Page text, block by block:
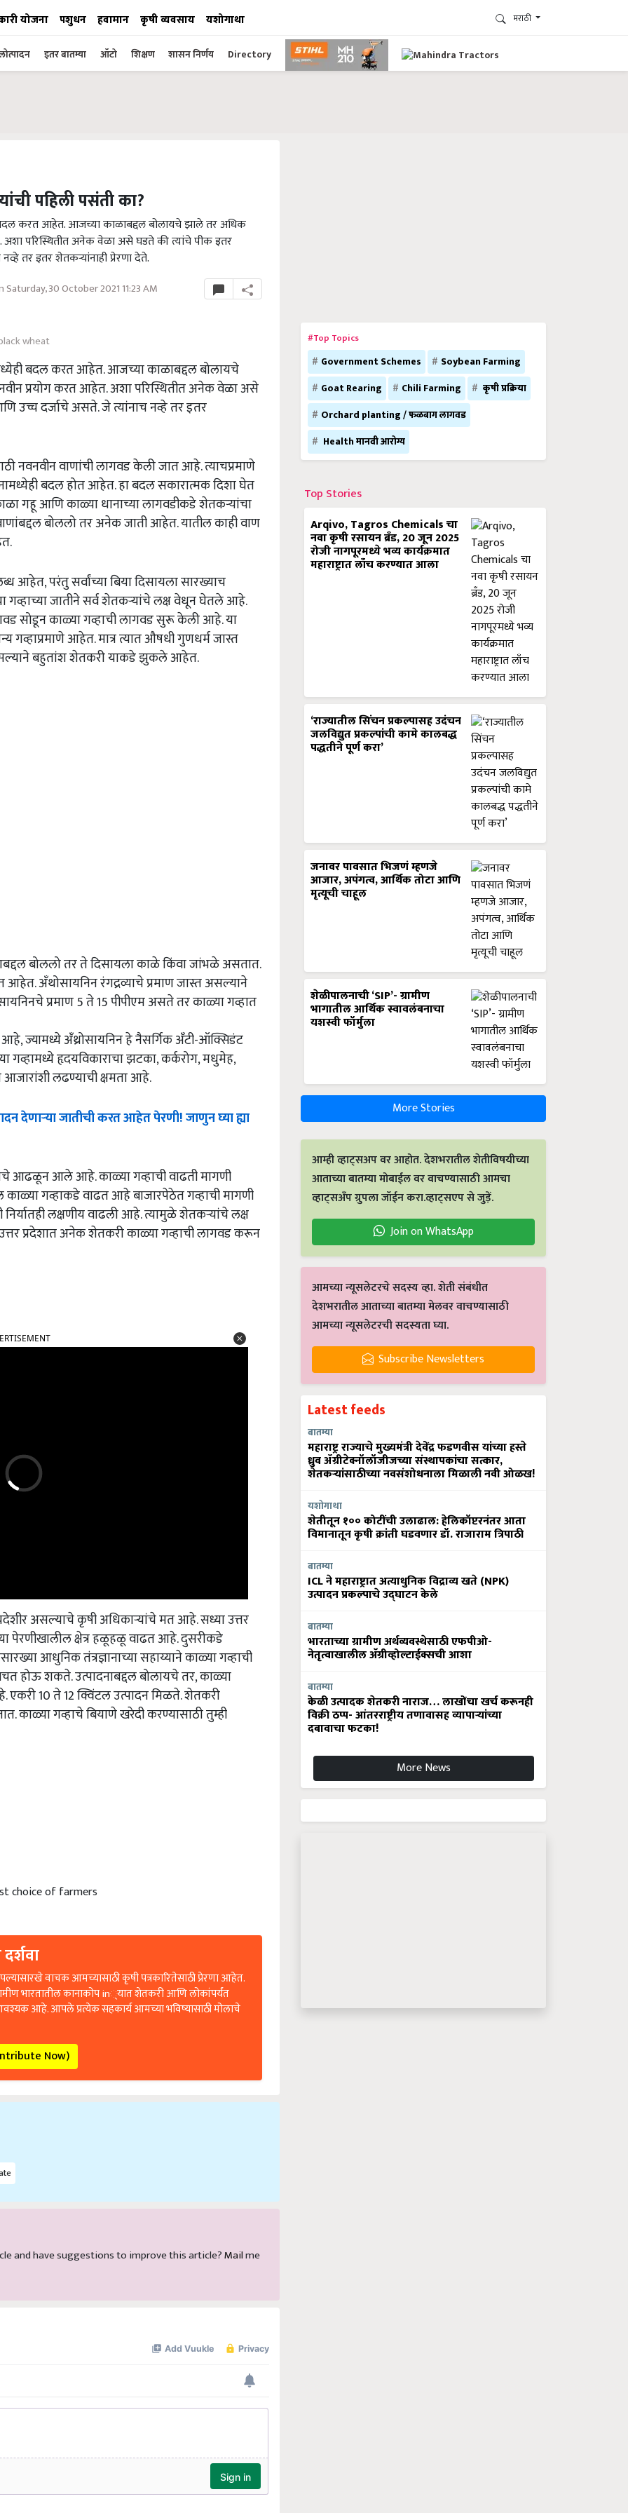
योजना पशुधन हवामान कृषी व्यवसाय यशोगाथा मराठी
इतर बातम्या ऑटो शिक्षण शासन निर्णय Directory
पहिली पसंती का?
करत आहेत. आजच्या काळाबद्दल बोलायचे झाले तर अधिक
अशा परिस्थितीत अनेक वेळा असे घडते की त्यांचे पीक इतर
तर इतर शेतकऱ्यांनाही प्रेरणा देते.
30 October 2021 11:23 AM
wheat
बदल करत आहेत. आजच्या काळाबद्दल बोलायचे
प्रयोग करत आहेत. अशा परिस्थितीत अनेक वेळा असे
उच्च दर्जाचे असते. जे त्यांनाच नव्हे तर इतर
नवनवीन वाणांची लागवड केली जात आहे. त्याचप्रमाणे
बदल होत आहेत. हा बदल सकारात्मक दिशा घेत
गहू आणि काळ्या धानाच्या लागवडीकडे शेतकऱ्यांचा
बोललो तर अनेक जाती आहेत. यातील काही वाण
आहेत, परंतु सर्वांच्या बिया दिसायला सारख्याच
गव्हाच्या जातीने सर्व शेतकऱ्यांचे लक्ष वेधून घेतले आहे.
सोडून काळ्या गव्हाची लागवड सुरू केली आहे. या
गव्हाप्रमाणे आहेत. मात्र त्यात औषधी गुणधर्म जास्त
बहुतांश शेतकरी याकडे झुकले आहेत.
बोललो तर ते दिसायला काळे किंवा जांभळे असतात.
आहेत. अँथोसायनिन रंगद्रव्याचे प्रमाण जास्त असल्याने
प्रमाण 5 ते 15 पीपीएम असते तर काळ्या गव्हात
ज्यामध्ये अँथ्रोसायनिन हे नैसर्गिक अँटी-ऑक्सिडंट
गव्हामध्ये हृदयविकाराचा झटका, कर्करोग, मधुमेह,
लढण्याची क्षमता आहे.
देणाऱ्या जातीची करत आहेत पेरणी! जाणुन घ्या ह्या
आढळून आले आहे. काळ्या गव्हाची वाढती मागणी
गव्हाकडे वाढत आहे बाजारपेठेत गव्हाची मागणी
लक्षणीय वाढली आहे. त्यामुळे शेतकऱ्यांचे लक्ष
प्रदेशात अनेक शेतकरी काळ्या गव्हाची लागवड करून
असल्याचे कृषी अधिकाऱ्यांचे मत आहे. सध्या उत्तर
पेरणीखालील क्षेत्र हळूहळू वाढत आहे. दुसरीकडे
आधुनिक तंत्रज्ञानाच्या सहाय्याने काळ्या गव्हाची
होऊ शकते. उत्पादनाबद्दल बोलायचे तर, काळ्या
एकरी 10 ते 12 क्विंटल उत्पादन मिळते. शेतकरी
गव्हाचे बियाणे खरेदी करण्यासाठी तुम्ही
choice of farmers
वाचक आमच्यासाठी कृषी पत्रकारितेसाठी प्रेरणा आहेत.
भारतातील कानाकोप in्यात शेतकरी आणि लोकांपर्यंत
आहे. आपले प्रत्येक सहकार्य आमच्या भविष्यासाठी मोलाचे
Now)
and have suggestions to improve this article? Mail
#Top Topics
Government Schemes
Soybean Farming
Goat Rearing
Chili Farming
कृषी प्रक्रिया
Orchard planting / फळबाग लागवड
Health मानवी आरोग्य
Top Stories
Arqivo, Tagros Chemicals चा
नवा कृषी रसायन ब्रँड, 20 जून 2025
रोजी नागपूरमध्ये भव्य कार्यक्रमात
महाराष्ट्रात लाँच करण्यात आला
‘राज्यातील सिंचन प्रकल्पासह उदंचन
जलविद्युत प्रकल्पांची कामे कालबद्ध
पद्धतीने पूर्ण करा’
जनावर पावसात भिजणं म्हणजे
आजार, अपंगत्व, आर्थिक तोटा आणि
मृत्यूची चाहूल
शेळीपालनाची ‘SIP’- ग्रामीण
भागातील आर्थिक स्वावलंबनाचा
यशस्वी फॉर्मुला
More Stories
आम्ही व्हाट्सअप वर आहोत. देशभरातील शेतीविषयीच्या
आताच्या बातम्या मोबाईल वर वाचण्यासाठी आमचा
व्हाट्सअँप ग्रुपला जॉईन करा.व्हाट्सएप से जुड़ें.
Join on WhatsApp
आमच्या न्यूसलेटरचे सदस्य व्हा. शेती संबंधीत
देशभरातील आताच्या बातम्या मेलवर वाचण्यासाठी
आमच्या न्यूसलेटरची सदस्यता घ्या.
Subscribe Newsletters
Latest feeds
बातम्या
महाराष्ट्र राज्याचे मुख्यमंत्री देवेंद्र फडणवीस यांच्या हस्ते
ध्रुव ॲग्रीटेक्नॉलॉजीजच्या संस्थापकांचा सत्कार,
शेतकऱ्यांसाठीच्या नवसंशोधनाला मिळाली नवी ओळख!
यशोगाथा
शेतीतून १०० कोटींची उलाढाल: हेलिकॉप्टरनंतर आता
विमानातून कृषी क्रांती घडवणार डॉ. राजाराम त्रिपाठी
बातम्या
ICL ने महाराष्ट्रात अत्याधुनिक विद्राव्य खते (NPK)
उत्पादन प्रकल्पाचे उद्घाटन केले
बातम्या
भारताच्या ग्रामीण अर्थव्यवस्थेसाठी एफपीओ-
नेतृत्वाखालील अ‍ॅग्रीव्होल्टाईक्सची आशा
बातम्या
केळी उत्पादक शेतकरी नाराज… लाखोंचा खर्च करूनही
विक्री ठप्प- आंतरराष्ट्रीय तणावासह व्यापाऱ्यांच्या
दबावाचा फटका!
More News